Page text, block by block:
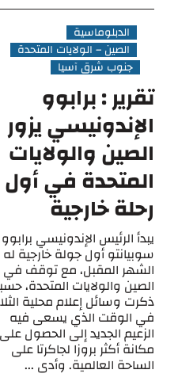
الدبلوماسية
الصين – الولايات المتحدة
جنوب شرق آسيا
تقرير : برابوو
الإندونيسي يزور
الصين والولايات
المتحدة في أول
رحلة خارجية
يبدأ الرئيس الإندونيسي برابوو
سوبيانتو أول جولة خارجية له
الشهر المقبل، مع توقف في
الصين والولايات المتحدة،
ذكرت وسائل إعلام محلية
في الوقت الذي يسعى فيه
الزعيم الجديد إلى الحصول على
مكانة أكثر بروزا لجاكرتا على
الساحة العالمية. وأدى ...